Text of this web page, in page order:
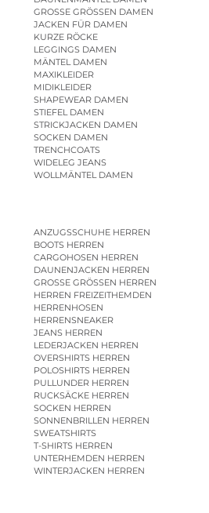
GROSSE GRÖSSEN DAMEN
JACKEN FÜR DAMEN
KURZE RÖCKE
LEGGINGS DAMEN
MÄNTEL DAMEN
MAXIKLEIDER
MIDIKLEIDER
SHAPEWEAR DAMEN
STIEFEL DAMEN
STRICKJACKEN DAMEN
SOCKEN DAMEN
TRENCHCOATS
WIDELEG JEANS
WOLLMÄNTEL DAMEN
ANZUGSSCHUHE HERREN
BOOTS HERREN
CARGOHOSEN HERREN
DAUNENJACKEN HERREN
GROSSE GRÖSSEN HERREN
HERREN FREIZEITHEMDEN
HERRENHOSEN
HERRENSNEAKER
JEANS HERREN
LEDERJACKEN HERREN
OVERSHIRTS HERREN
POLOSHIRTS HERREN
PULLUNDER HERREN
RUCKSÄCKE HERREN
SOCKEN HERREN
SONNENBRILLEN HERREN
SWEATSHIRTS
T-SHIRTS HERREN
UNTERHEMDEN HERREN
WINTERJACKEN HERREN